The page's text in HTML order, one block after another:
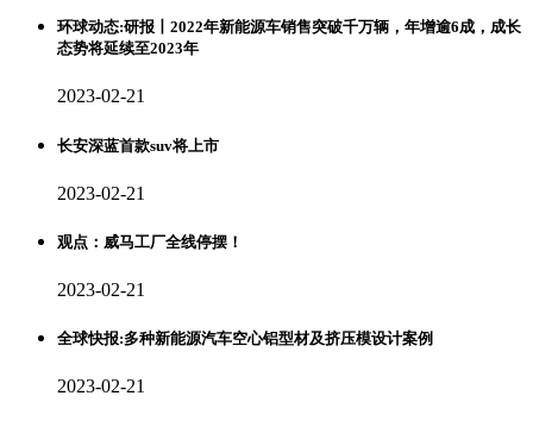
环球动态:研报丨2022年新能源车销售突破千万辆，年增逾6成，成长
态势将延续至2023年
2023-02-21
长安深蓝首款suv将上市
2023-02-21
观点：威马工厂全线停摆！
2023-02-21
全球快报:多种新能源汽车空心铝型材及挤压模设计案例
2023-02-21